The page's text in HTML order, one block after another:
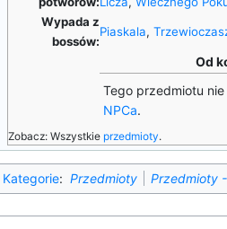
Wypada z
bossów:
Piaskala,
Od
Tego przedmiotu
NPCa.
Zobacz: Wszystkie przedmioty.
Kategorie: Przedmioty Przedmioty